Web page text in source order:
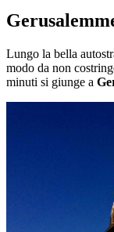
Lungo la bella
modo da non
minuti si giunge a